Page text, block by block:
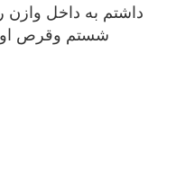
داشتم به داخل وازن
شستم وقرص